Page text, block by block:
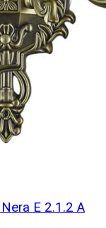
E 2.1.2 A